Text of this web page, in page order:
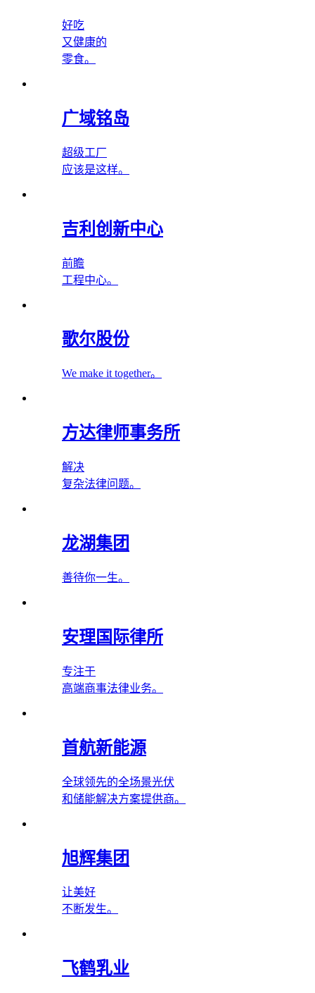
好吃
又健康的
零食。
广域铭岛
超级工厂
应该是这样。
吉利创新中心
前瞻
工程中心。
歌尔股份
We make it together。
方达律师事务所
解决
复杂法律问题。
龙湖集团
善待你一生。
安理国际律所
专注于
高端商事法律业务。
首航新能源
全球领先的全场景光伏
和储能解决方案提供商。
旭辉集团
让美好
不断发生。
飞鹤乳业